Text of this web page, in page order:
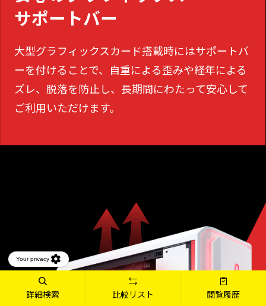
サポートバー
大型グラフィックスカード搭載時にはサポートバ
ーを付けることで、
自重による歪みや経年による
ズレ、脱落を防止し、長期間にわたって安心して
ご利用いただけます。
詳細検索 比較リスト 閲覧履歴